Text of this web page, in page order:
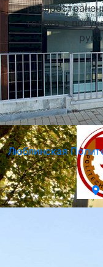
SWPS
Люблинская
только с